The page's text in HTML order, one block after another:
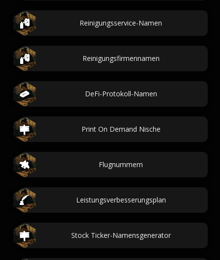
Reinigungsservice-Namen
Reinigungsfirmennamen
DeFi-Protokoll-Namen
Print On Demand Nische
Flugnummern
Leistungsverbesserungsplan
Stock Ticker-Namensgenerator